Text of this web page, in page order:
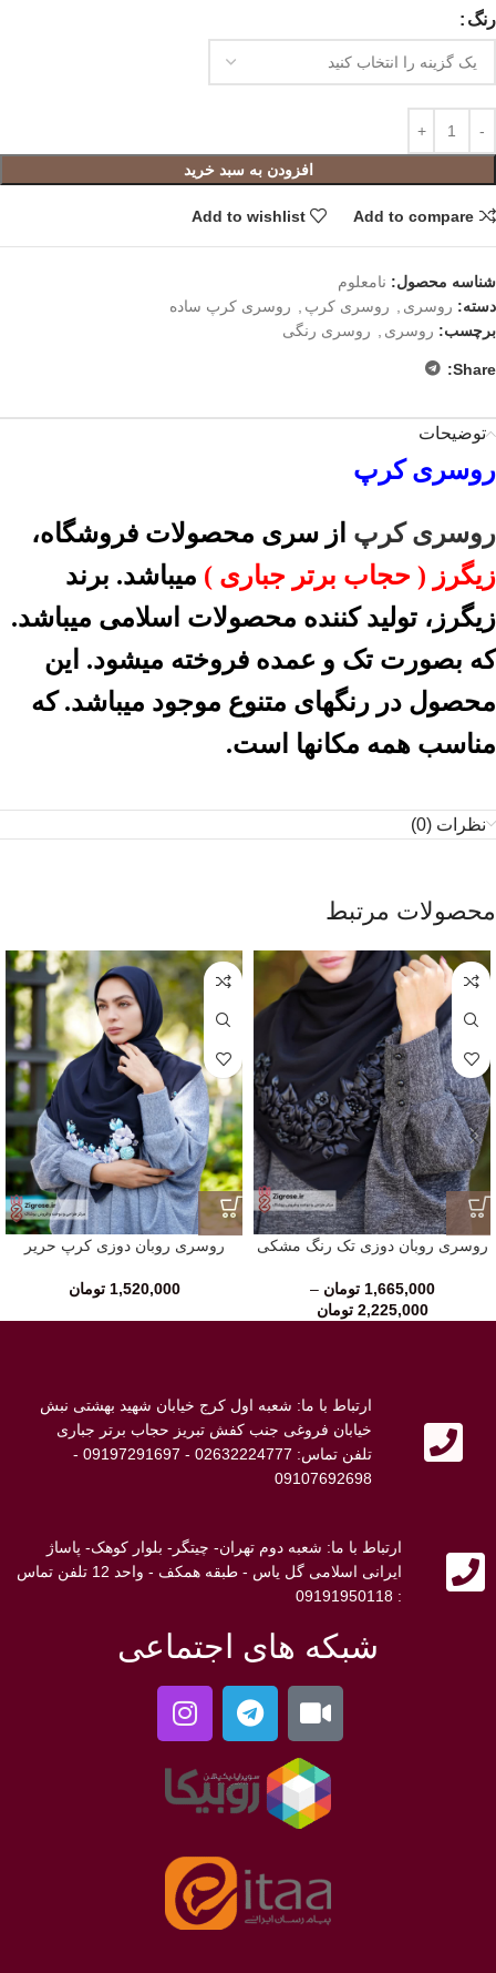
رنگ
افزودن به سبد خرید
Add to compare
Add to wishlist
شناسه محصول: نامعلوم
دسته: روسری روسری کرپ
روسری کرپ ساده
برچسب: روسری روسری رنگی
Share:
توضیحات
روسری کرپ
روسری کرپ از سری محصولات فروشگاه،
زیگرز ( حجاب برتر جباری ) میباشد. برند
زیگرز، تولید کننده محصولات اسلامی میباشد.
که بصورت تک و عمده فروخته میشود. این
محصول در رنگهای متنوع موجود میباشد. که
مناسب همه مکانها است.
نظرات (0)
محصولات مرتبط
روسری روبان دوزی تک رنگ مشکی
1,665,000 تومان –
2,225,000 تومان
روسری روبان دوزی کرپ حریر
1,520,000 تومان
ارتباط با ما: شعبه اول کرج خیابان شهید بهشتی نبش
خیابان فروغی جنب کفش تبریز حجاب برتر جباری
تلفن تماس: 02632224777 - 09197291697 -
09107692698
ارتباط با ما: شعبه دوم تهران- چیتگر- بلوار کوهک- پاساژ
ایرانی اسلامی گل یاس - طبقه همکف - واحد 12 تلفن تماس
: 09191950118
شبکه های اجتماعی